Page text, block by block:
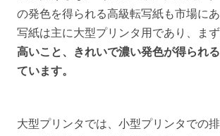
の発色を得られる高級転写紙も市場に
写紙は主に大型プリンタ用であり、まず
高いこと、きれいで濃い発色が得られ
ています。
大型プリンタでは、小型プリンタでの